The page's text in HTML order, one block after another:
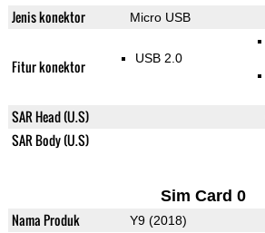
Jenis konektor Micro USB
Fitur konektor USB 2.0
SAR Head (U.S)
SAR Body (U.S)
Sim Card 0
Nama Produk Y9 (2018)